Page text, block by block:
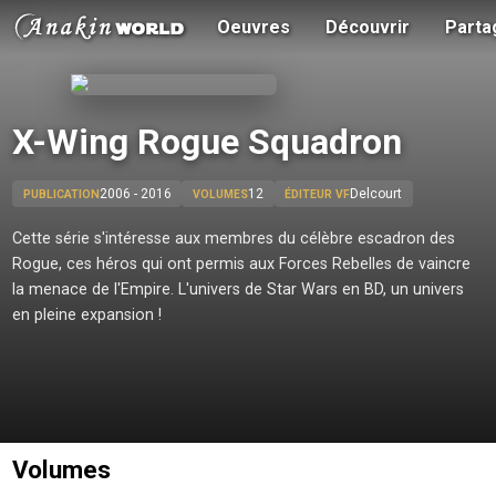
Oeuvres Découvrir
X-Wing Rogue Squadron
PUBLICATION2006 - 2016 VOLUMES12 ÉDITEUR VFDelcourt
Cette série s'intéresse aux membres du célèbre escadron des
Rogue, ces héros qui ont permis aux Forces Rebelles de vaincre
la menace de l'Empire. L'univers de Star Wars en BD, un univers
en pleine expansion !
Volumes